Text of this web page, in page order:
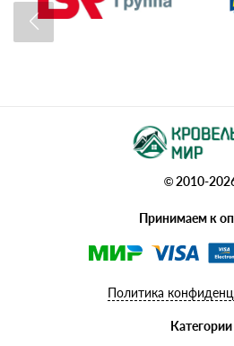
© 2010-
Принимаем к
Политика
Категории